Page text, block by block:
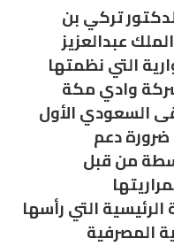
تركي بن
عبدالعزيز
التي نظمتها
وادي مكة
السعودي الأول
ضرورة دعم
من قبل
التي رأسها
المصرفية